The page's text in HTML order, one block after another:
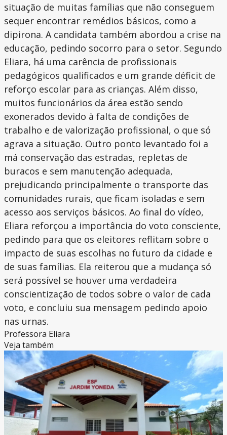
situação de muitas famílias que não conseguem
sequer encontrar remédios básicos, como a
dipirona. A candidata também abordou a crise na
educação, pedindo socorro para o setor. Segundo
Eliara, há uma carência de profissionais
pedagógicos qualificados e um grande déficit de
reforço escolar para as crianças. Além disso,
muitos funcionários da área estão sendo
exonerados devido à falta de condições de
trabalho e de valorização profissional, o que só
agrava a situação. Outro ponto levantado foi a
má conservação das estradas, repletas de
buracos e sem manutenção adequada,
prejudicando principalmente o transporte das
comunidades rurais, que ficam isoladas e sem
acesso aos serviços básicos. Ao final do vídeo,
Eliara reforçou a importância do voto consciente,
pedindo para que os eleitores reflitam sobre o
impacto de suas escolhas no futuro da cidade e
de suas famílias. Ela reiterou que a mudança só
será possível se houver uma verdadeira
conscientização de todos sobre o valor de cada
voto, e concluiu sua mensagem pedindo apoio
nas urnas.
Professora Eliara
Veja também